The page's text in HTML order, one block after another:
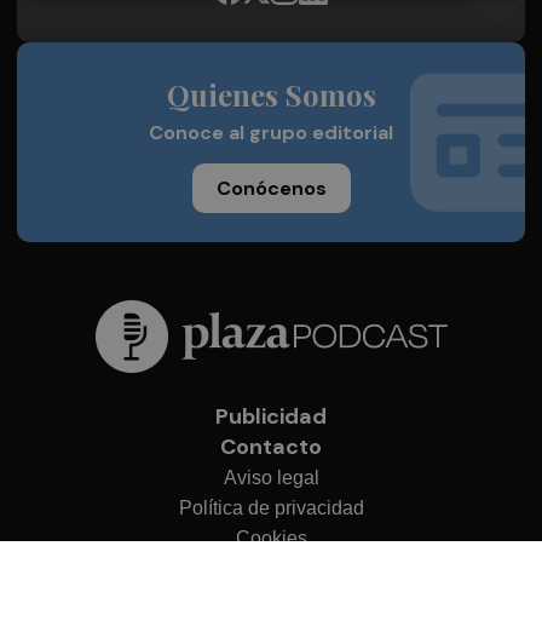
Quienes Somos
Conoce al grupo editorial
Conócenos
Publicidad
Contacto
Aviso legal
Política de privacidad
Cookies